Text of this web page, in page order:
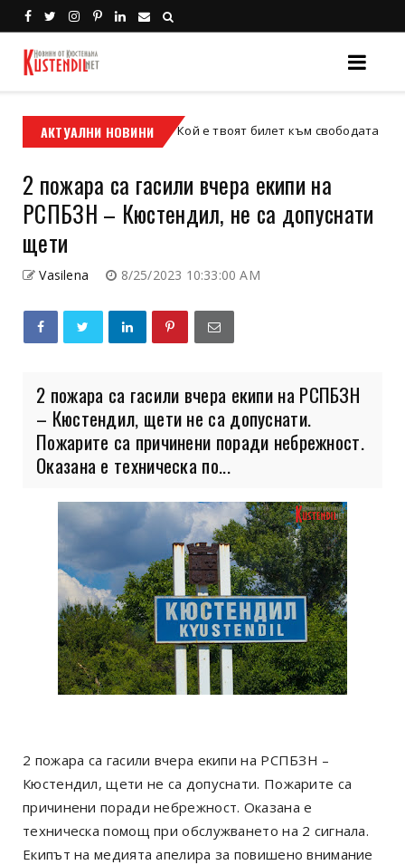
АКТУАЛНИ НОВИНИ
кросов мотор Кой е твоят билет към свободата –
2 пожара са гасили вчера екипи на
РСПБЗН – Кюстендил, не са допуснати
щети
Vasilena 8/25/2023 10:33:00 AM
2 пожара са гасили вчера екипи на РСПБЗН
– Кюстендил, щети не са допуснати.
Пожарите са причинени поради небрежност.
Оказана е техническа по...
2 пожара са гасили вчера екипи на РСПБЗН –
Кюстендил, щети не са допуснати. Пожарите са
причинени поради небрежност. Оказана е
техническа помощ при обслужването на 2 сигнала.
Екипът на медията апелира за повишено внимание